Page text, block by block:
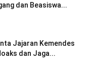
dan Beasiswa...
Jajaran Kemendes
dan Jaga...